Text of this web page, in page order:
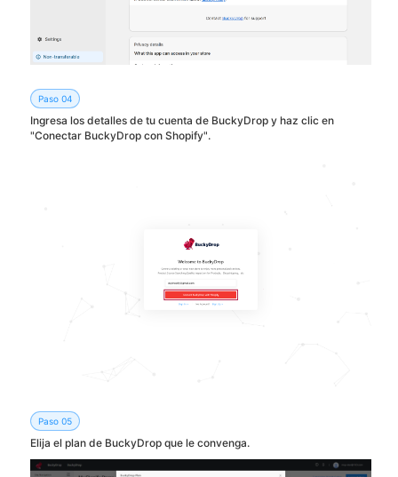
Paso 04
Ingresa los detalles de tu cuenta de BuckyDrop y haz clic en
"Conectar BuckyDrop con Shopify".
Paso 05
Elija el plan de BuckyDrop que le convenga.